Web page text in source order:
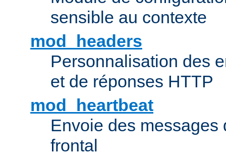
sensible au contexte
mod_headers
Personnalisation des
et de réponses HTTP
mod_heartbeat
Envoie des messages
frontal